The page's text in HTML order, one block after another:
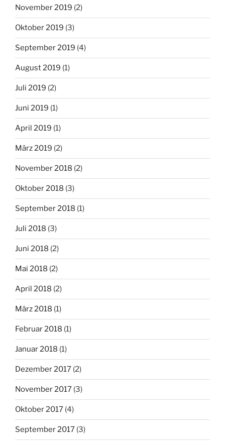
November 2019 (2)
Oktober 2019 (3)
September 2019 (4)
August 2019 (1)
Juli 2019 (2)
Juni 2019 (1)
April 2019 (1)
März 2019 (2)
November 2018 (2)
Oktober 2018 (3)
September 2018 (1)
Juli 2018 (3)
Juni 2018 (2)
Mai 2018 (2)
April 2018 (2)
März 2018 (1)
Februar 2018 (1)
Januar 2018 (1)
Dezember 2017 (2)
November 2017 (3)
Oktober 2017 (4)
September 2017 (3)